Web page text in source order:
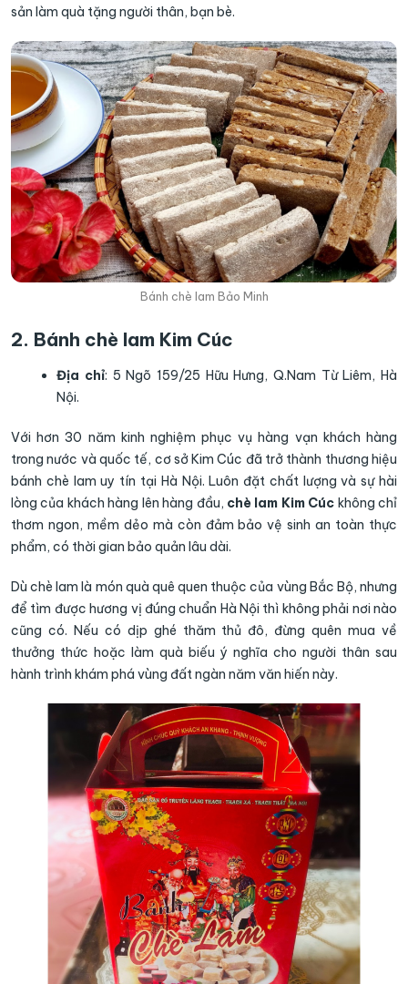
sản làm quà tặng người thân, bạn bè.
Bánh chè lam Bảo Minh
2. Bánh chè lam Kim Cúc
Địa chỉ: 5 Ngõ 159/25 Hữu Hưng, Q.Nam Từ Liêm, Hà
Nội.
Với hơn 30 năm kinh nghiệm phục vụ hàng vạn khách hàng
trong nước và quốc tế, cơ sở Kim Cúc đã trở thành thương hiệu
bánh chè lam uy tín tại Hà Nội. Luôn đặt chất lượng và sự hài
lòng của khách hàng lên hàng đầu, chè lam Kim Cúc không chỉ
thơm ngon, mềm dẻo mà còn đảm bảo vệ sinh an toàn thực
phẩm, có thời gian bảo quản lâu dài.
Dù chè lam là món quà quê quen thuộc của vùng Bắc Bộ, nhưng
để tìm được hương vị đúng chuẩn Hà Nội thì không phải nơi nào
cũng có. Nếu có dịp ghé thăm thủ đô, đừng quên mua về
thưởng thức hoặc làm quà biếu ý nghĩa cho người thân sau
hành trình khám phá vùng đất ngàn năm văn hiến này.